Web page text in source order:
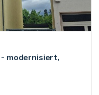
modernisiert,